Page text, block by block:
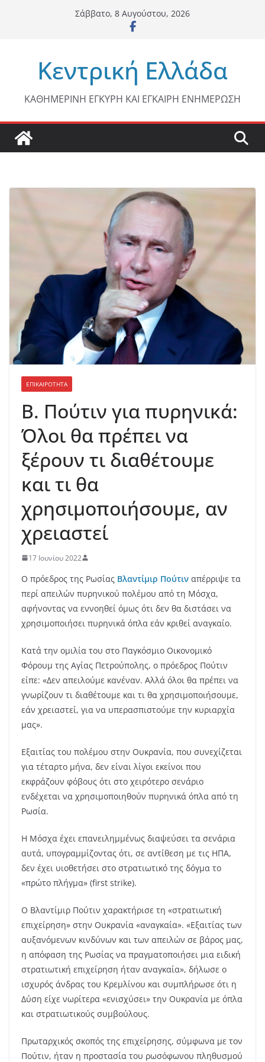
Σάββατο, 8 Αυγούστου, 2026
Κεντρική Ελλάδα
ΚΑΘΗΜΕΡΙΝΗ ΕΓΚΥΡΗ ΚΑΙ ΕΓΚΑΙΡΗ ΕΝΗΜΕΡΩΣΗ
ΕΠΙΚΑΙΡΟΤΗΤΑ
Β. Πούτιν για πυρηνικά:
Όλοι θα πρέπει να
ξέρουν τι διαθέτουμε
και τι θα
χρησιμοποιήσουμε, αν
χρειαστεί
17 Ιουνίου 2022
Ο πρόεδρος της Ρωσίας Βλαντίμιρ Πούτιν απέρριψε τα
περί απειλών πυρηνικού πολέμου από τη Μόσχα,
αφήνοντας να εννοηθεί όμως ότι δεν θα διστάσει να
χρησιμοποιήσει πυρηνικά όπλα εάν κριθεί αναγκαίο.
Κατά την ομιλία του στο Παγκόσμιο Οικονομικό
Φόρουμ της Αγίας Πετρούπολης, ο πρόεδρος Πούτιν
είπε: «Δεν απειλούμε κανέναν. Αλλά όλοι θα πρέπει να
γνωρίζουν τι διαθέτουμε και τι θα χρησιμοποιήσουμε,
εάν χρειαστεί, για να υπερασπιστούμε την κυριαρχία
μας».
Εξαιτίας του πολέμου στην Ουκρανία, που συνεχίζεται
για τέταρτο μήνα, δεν είναι λίγοι εκείνοι που
εκφράζουν φόβους ότι στο χειρότερο σενάριο
ενδέχεται να χρησιμοποιηθούν πυρηνικά όπλα από τη
Ρωσία.
Η Μόσχα έχει επανειλημμένως διαψεύσει τα σενάρια
αυτά, υπογραμμίζοντας ότι, σε αντίθεση με τις ΗΠΑ,
δεν έχει υιοθετήσει στο στρατιωτικό της δόγμα το
«πρώτο πλήγμα» (first strike).
Ο Βλαντίμιρ Πούτιν χαρακτήρισε τη «στρατιωτική
επιχείρηση» στην Ουκρανία «αναγκαία». «Εξαιτίας των
αυξανόμενων κινδύνων και των απειλών σε βάρος μας,
η απόφαση της Ρωσίας να πραγματοποιήσει μια ειδική
στρατιωτική επιχείρηση ήταν αναγκαία», δήλωσε ο
ισχυρός άνδρας του Κρεμλίνου και συμπλήρωσε ότι η
Δύση είχε νωρίτερα «ενισχύσει» την Ουκρανία με όπλα
και στρατιωτικούς συμβούλους.
Πρωταρχικός σκοπός της επιχείρησης, σύμφωνα με τον
Πούτιν, ήταν η προστασία του ρωσόφωνου πληθυσμού